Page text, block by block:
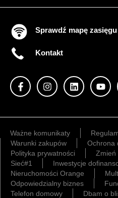
Sprawdź mapę zasięgu
Kontakt
Ważne komunikaty
Warunki zakupów
Ochrona
Polityka prywatności
Zmień
Sieć#1
Inwestycje
Nieruchomości Orange
Odpowiedzialny biznes
Telefon domowy
Dbam o